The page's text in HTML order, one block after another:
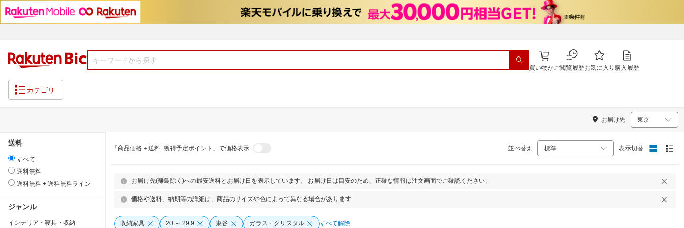
買い物かご閲覧履歴お気に入り 購入履歴
カテゴリ
お届け先
送料
すべて
送料無料
送料無料 + 送料無料ライン
ジャンル
インテリア・寝具・収納
「商品価格＋送料−獲得予定ポイント」で価格表示 並べ替え 表示切替
お届け先(離島除く)への最安送料とお届け日を表示しています。 お届け日は目安のため、正確な情報は注文画面でご確認ください。
価格や送料、納期等の詳細は、商品のサイズや色によって異なる場合があります
収納家具 20 ～ 29.9 東谷 ガラス・クリスタル すべて解除